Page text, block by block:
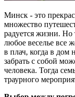
Минск - это
множество
радуется жизни. Но
любое веселье все
в плач, когда в дом
забрать с собой
человека. Тогда
траурного